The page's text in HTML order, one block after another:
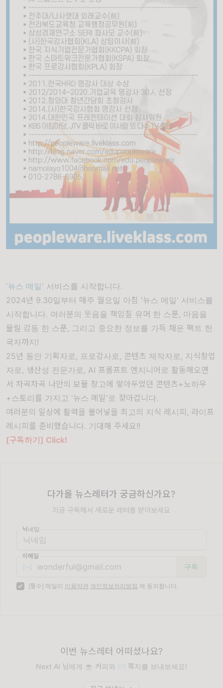
'뉴스 메일' 서비스를 시작합니다.
2024년 9.30일부터 매주 월요일 아침 '뉴스 메일' 서비스를
시작합니다. 여러분의 웃음을 책임질 유머 한 스푼, 마음을
울릴 감동 한 스푼, 그리고 중요한 정보를 가득 채운 팩트 한
국자까지!
25년 동안 기획자로, 프로강사로, 콘텐츠 제작자로, 지식창업
자로, 생산성 전문가로, AI 프롬프트 엔지니어로 활동해오면
서 차곡차곡 나만의 보물 창고에 쌓아두었던 콘텐츠+노하우
+스토리를 가지고 '뉴스 메일'로 찾아갑니다.
여러분의 일상에 활력을 불어넣을 최고의 지식 레시피, 라이프
레시피를 준비했습니다. 기대해 주세요!!
[구독하기] Click!
다가올 뉴스레터가 궁금하신가요?
지금 구독해서 새로운 레터를 받아보세요
닉네임
이메일
✉️
[필수] 메일리 이용약관 개인정보처리방침 에 동의합니다.
이번 뉴스레터 어떠셨나요?
Next AI 님에게 ☕️ 커피와 ✉️ 쪽지를 보내보세요!